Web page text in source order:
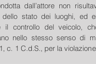
dall’attore non
dello stato dei luoghi, ed
il controllo del veicolo,
nello stesso senso di
c. 1 C.d.S., per la